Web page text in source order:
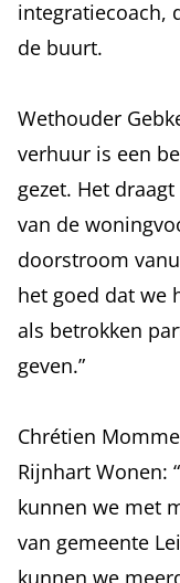
integratiecoach,
de buurt.
Wethouder
verhuur is een
gezet. Het
van de
doorstroom
het goed dat we
als betrokken
geven.”
Chrétien
Rijnhart Wonen:
kunnen we met
van gemeente
kunnen we